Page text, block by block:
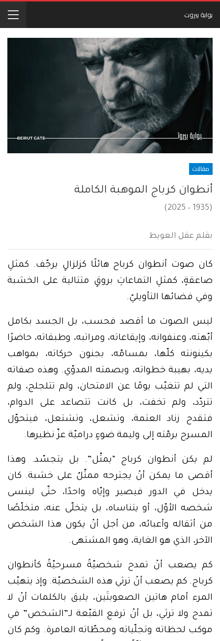
بوابة بيروت
مقالات
أنطوان كرباج الموهبة الكاملة
(1935 – 2025)
بقلم عقل العويط
كان صوت أنطوان كرباح هائلًا كزلزالٍ يرجّف. كمثلِ
صاعقةٍ، كمثلِ التماعاتِ بروقٍ متتالية على الخشبة
وفي فضائها التأويليّ.
ليس الصوت ما أقصد فحسب، بل الجسد بكامل
أبّهته، وعنفوانه، وإيقاعاته، ومراتبه، وطبقاته، حاضرًا
بكينونته كلّها، بمسامّه، بجنون حركاته، بمواهب
يديه، بهيبة خطواته، وبصمته المدوّي. وهذه صفاته
التي لم تتغيّب يومًا عن الامتحان، ولم تتلجلج، ولم
تتردّد، ولم تخفت، بل كانت تتصاعد على الدوام،
فتقدح زناد العتمة، وتشعل، وتشتعل، فيتحوّل
المسرح برمّته إلى وليمة ضوءٍ دراميّة عزّ نظيرها.
لم يكن أنطوان كرباج “يمثّل”. بل يتجسّد. وهذا
أقصى ما يمكن أنْ يجترحه ممثّلٌ على خشبة. كان
يدخل في الدور فيصير وإيّاه واحدًا، حتّى لينسى
شخصه الأوّل، أو يتناساه، بل يتخلّى عنه، متخلّصًا
من أثقاله وأعبائه، من أجل أنْ يكون هذا الشخص
الآخر، الذي هو الغاية، وهو المشتهى.
كم يصعب أنْ تمدح شخصيّةً مسرحيّةً كأنطوان
كرباج. كم يصعب أنْ ترثي هذه الشخصيّة. وإذ يتهيّب
المرء أمام هاتين الصعوبتَين، يليق بالكلمات أنْ لا
تمدح ولا ترثي، بل أنْ ترفع القبّعة لـ”الشخص” في
موكب لحظاته وتجلّياته ومحطّاته العامرة. وكم كان